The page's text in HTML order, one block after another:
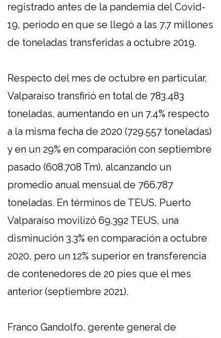
registrado antes de la pandemia del Covid-
19, periodo en que se llegó a las 7.7 millones
de toneladas transferidas a octubre 2019.
Respecto del mes de octubre en particular,
Valparaíso transfirió en total de 783.483
toneladas, aumentando en un 7.4% respecto
a la misma fecha de 2020 (729.557 toneladas)
y en un 29% en comparación con septiembre
pasado (608.708 Tm), alcanzando un
promedio anual mensual de 766.787
toneladas. En términos de TEUS, Puerto
Valparaíso movilizó 69.392 TEUS, una
disminución 3.3% en comparación a octubre
2020, pero un 12% superior en transferencia
de contenedores de 20 pies que el mes
anterior (septiembre 2021).
Franco Gandolfo, gerente general de